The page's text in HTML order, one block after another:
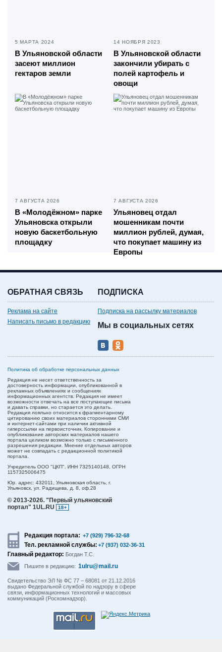
5 МАРТА 2024
В Ульяновской области
засеют миллион
гектаров земли
14 НОЯБРЯ 2023
В Ульяновской области
закончили убирать с
полей картофель и
овощи
7 АВГУСТА 2026
В «Молодёжном» парке
Ульяновска открыли
новую баскетбольную
площадку
7 АВГУСТА 2026
Ульяновец отдал
мошенникам почти
миллион рублей, думая,
что покупает машину из
Европы
ОБРАТНАЯ СВЯЗЬ
Реклама на сайте
Написать письмо в редакцию
ПОДПИСКА
Подписка на рассылку материалов
Мы в социальных сетях
Политика об обработке персональных данных
Редакция не несет ответственность за
достоверность информации, опубликованной в
рекламных объявлениях и сообщениях
информационных агентств. Редакция не имеет
возможности отвечать на все поступающие письма
и давать справки, но старается это делать.
Редакция лояльно относится к фрагментарному
цитированию своих материалов сторонними СМИ
и интернет-сайтами при наличии активной
гиперссылки на первоисточник. Копирование и
опубликование авторских материалов нашего
портала целиком возможно только с письменного
разрешения редакции. Мнение отдельных авторов
может не совпадать с редакционной политикой
портала.
Учредитель ООО "ЦКП". ИНН 7325140148, ОГРН
1157325006475
Юр. адрес: 432011, Ульяновская область, г.
Ульяновск, ул. Радищева, д. 8, оф.28
© 2013-2026. "Первый ульяновский
портал" 1UL.RU
18+
Редакция портала: +7 (929) 796-32-68
Тел. рекламной службы: +7 (937) 032-36-31
Главный редактор: Богдан Т.С.
Пишите в редакцию: 1ulru@mail.ru
Свидетельство ЭЛ № ФС 77 – 68081 от 21.12.2016
выдано Федеральной службой по надзору в сфере
связи, информационных технологий и массовых
коммуникаций (Роскомнадзор).